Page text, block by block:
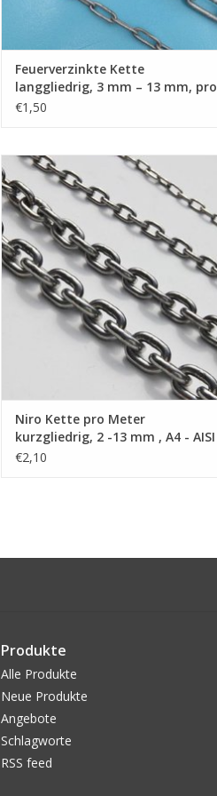
Feuerverzinkte Kette
langgliedrig, 3 mm – 13 mm, pro
Meter
€1,50
Niro Kette kurzgliedrig A4 - AISI 316,
Edelstahl Kette kurzgliedrig, nach DIN 766,
Niro Ankerkette, pro Meter.
ZUM WARENKORB HINZUFÜGEN
Niro Kette pro Meter
kurzgliedrig, 2 -13 mm , A4 - AISI
316
€2,10
Produkte
Alle Produkte
Neue Produkte
Angebote
Schlagworte
RSS feed